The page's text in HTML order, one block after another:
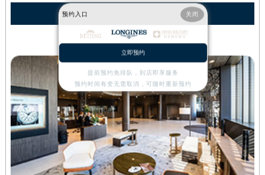
北京浪琴维修服务中心
预约入口 关闭
立即预约
提前预约免排队，到店即享服务
预约时间有变无需取消，可随时重新预约